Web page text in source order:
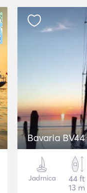
Bavaria BV44
Jadrnica
44 ft
13 m